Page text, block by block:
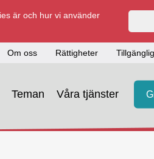
är och hur vi använder
Om oss Rättigheter
Teman Våra tjänster